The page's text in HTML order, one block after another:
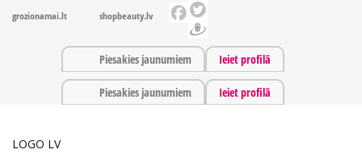
grozionamai.lt shopbeauty.lv
Piesakies jaunumiem Ieiet profilā
Piesakies jaunumiem Ieiet profilā
LOGO LV